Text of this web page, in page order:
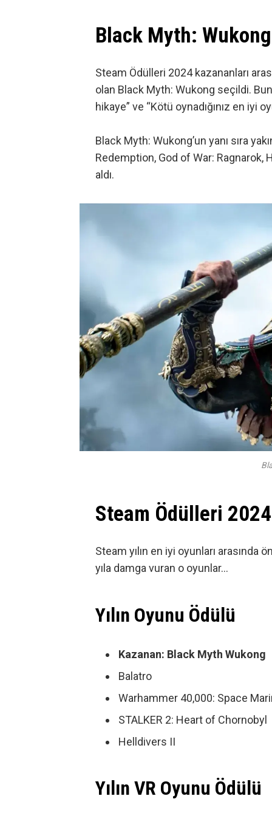
Black Myth:
Steam Ödülleri 2024 kazananları
olan Black Myth: Wukong seçildi.
hikaye” ve “Kötü oynadığınız en iyi
Black Myth: Wukong’un yanı sıra
Redemption, God of War:
aldı.
Steam Ödülleri
Steam yılın en iyi oyunları arasında
yıla damga vuran o oyunlar…
Yılın Oyunu Ödülü
Kazanan: Black Myth Wukong
Balatro
Warhammer 40,000: Space
STALKER 2: Heart of Chornobyl
Helldivers II
Yılın VR Oyunu Ödülü